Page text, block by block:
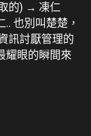
的) → 凍仁
也別叫楚楚，
訊討厭管理的
耀眼的瞬間來